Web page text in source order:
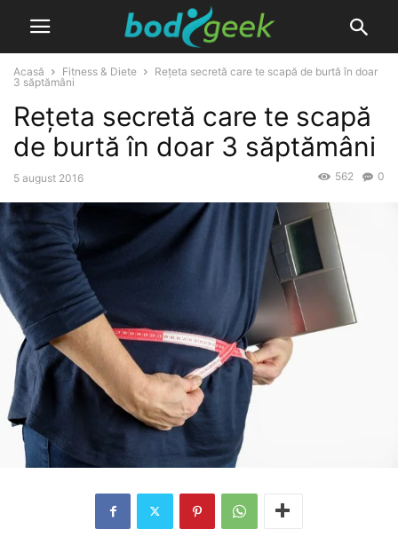
Acasă Fitness & Diete
Rețeta secretă care te scapă de burtă în doar
3 săptămâni
Rețeta secretă care te scapă
de burtă în doar 3 săptămâni
5 august 2016 0
562